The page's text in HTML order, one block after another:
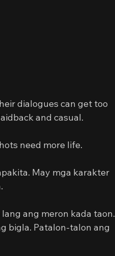
dialogues can get too
and casual.
need more life.
May mga karakter
ang meron kada taon.
bigla. Patalon-talon ang